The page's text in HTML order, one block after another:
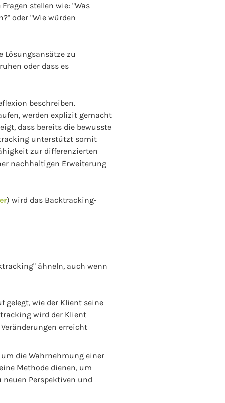
stellen wie: "Was
oder "Wie würden
Lösungsansätze zu
oder dass es
beschreiben.
werden explizit gemacht
dass bereits die bewusste
unterstützt somit
zur differenzierten
nachhaltigen Erweiterung
) wird das Backtracking-
ähneln, auch wenn
gelegt, wie der Klient seine
wird der Klient
erreicht
die Wahrnehmung einer
Methode dienen, um
Perspektiven und